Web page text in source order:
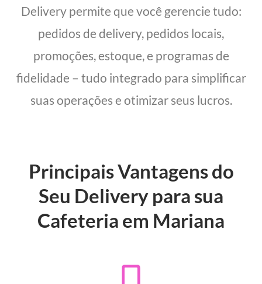
Delivery permite que você gerencie tudo:
pedidos de delivery, pedidos locais,
promoções, estoque, e programas de
fidelidade – tudo integrado para simplificar
suas operações e otimizar seus lucros.
Principais Vantagens do
Seu Delivery para sua
Cafeteria em Mariana